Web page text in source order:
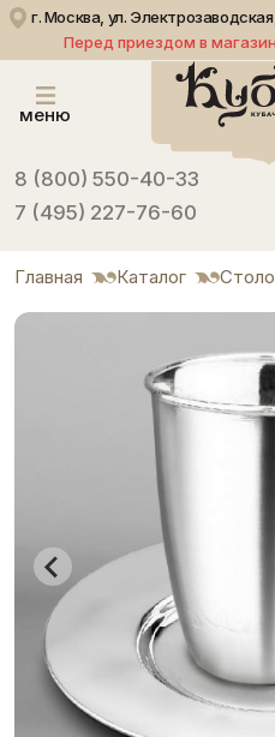
г. Москва, ул.
Перед приездом в
меню
8 (800) 550-40-33
7 (495) 227-76-60
Главная Каталог